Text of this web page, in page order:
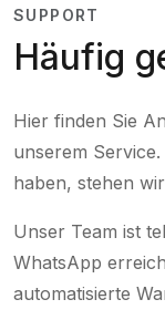
SUPPORT
Häufig
Hier finden Sie
unserem
haben, stehen
Unser Team ist
WhatsApp
automatisierte